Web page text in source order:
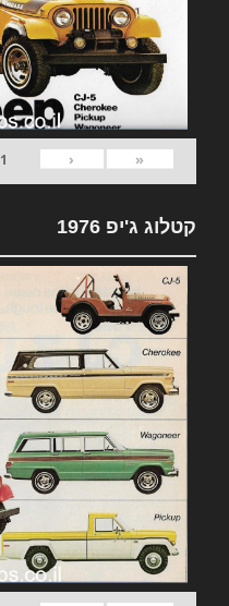
«
‹
1
קטלוג ג'יפ 1976